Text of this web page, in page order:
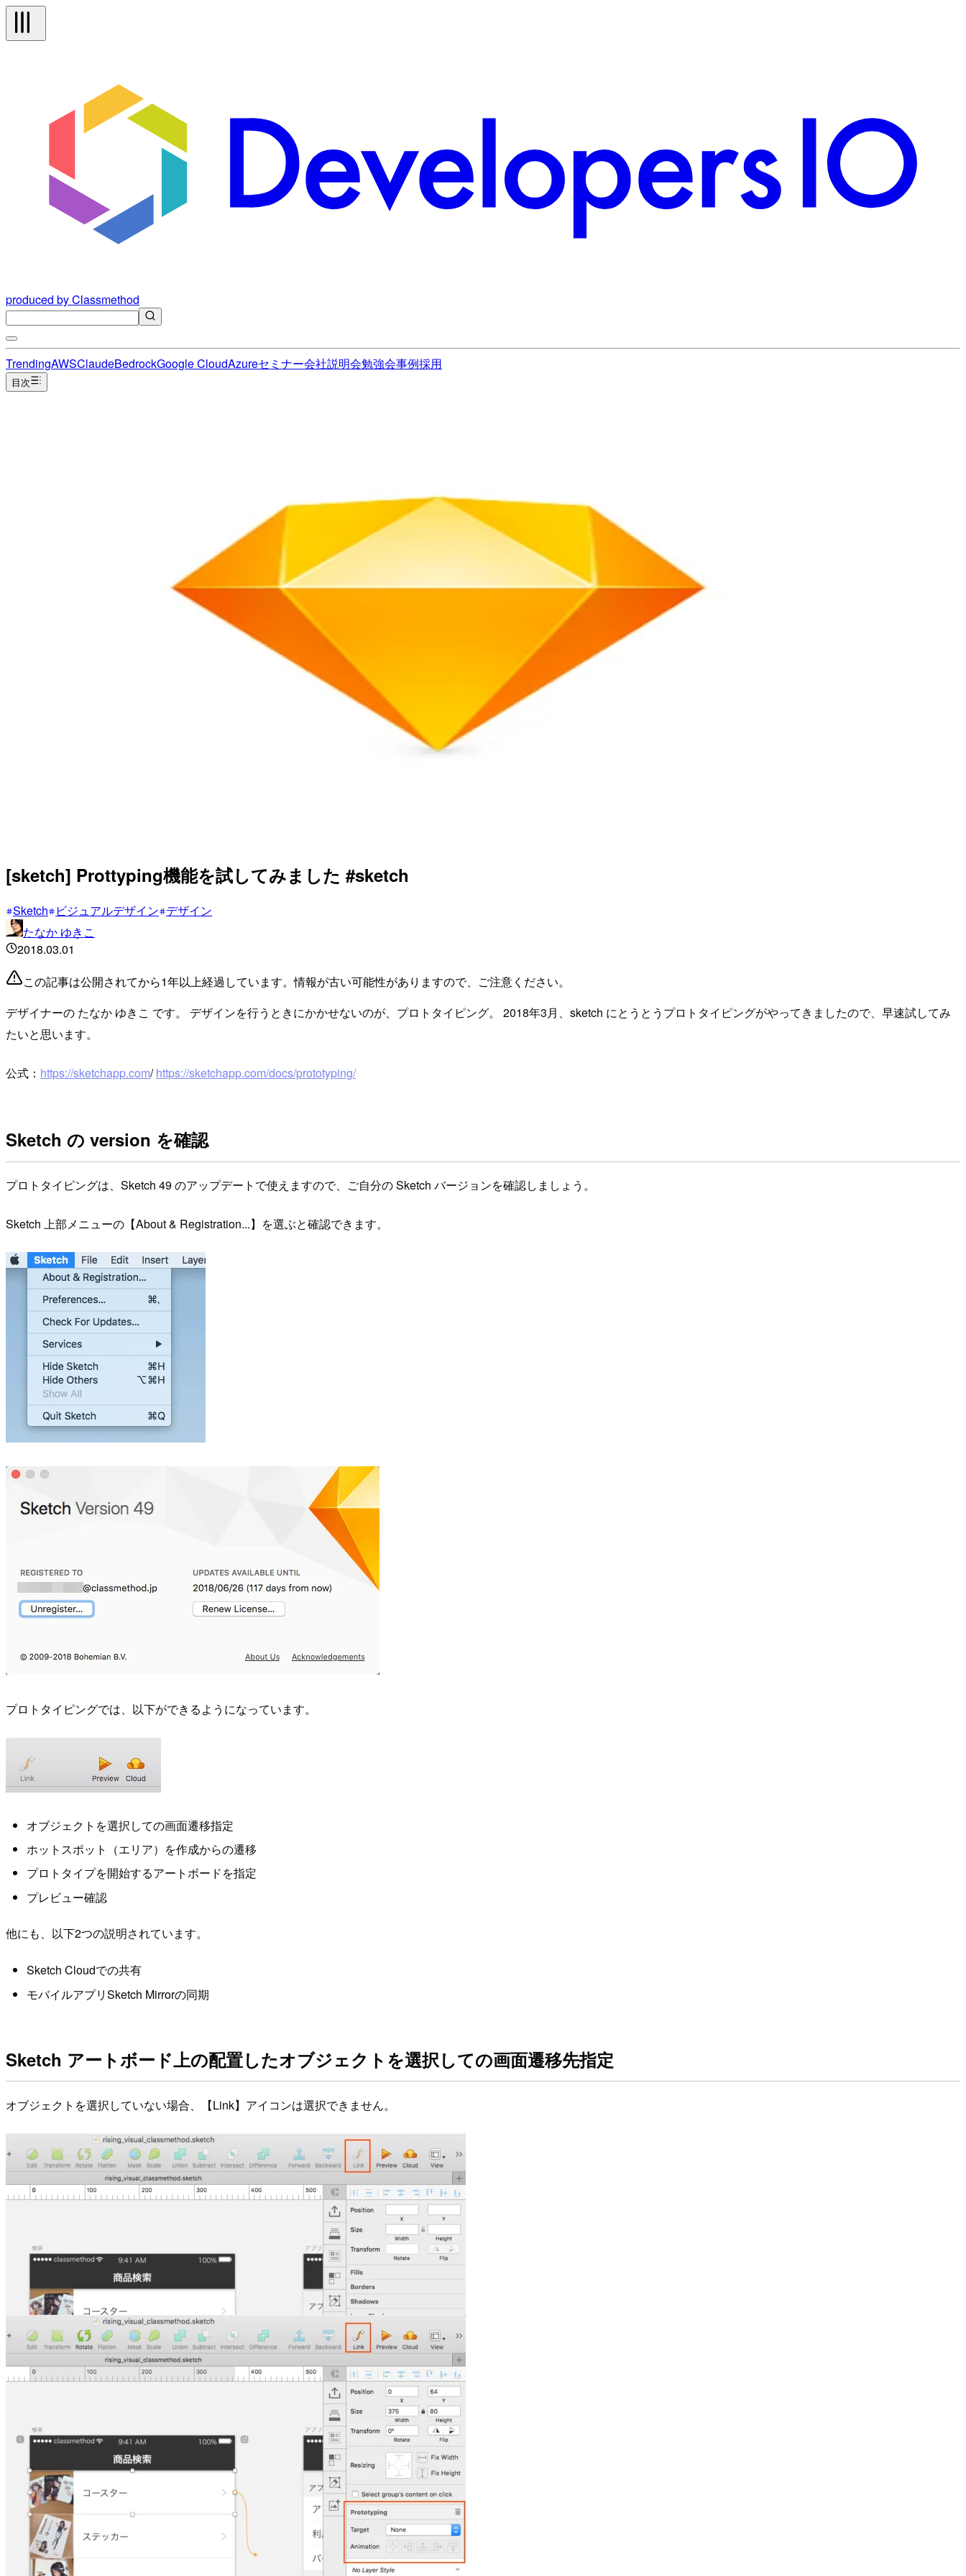
produced by Classmethod
TrendingAWSClaudeBedrockGoogle CloudAzureセミナー会社説明会勉強会事例採用
目次
[sketch] Prottyping機能を試してみました #sketch
Sketch ビジュアルデザイン デザイン
たなか ゆきこ
2018.03.01
この記事は公開されてから1年以上経過しています。情報が古い可能性がありますので、ご注意ください。
デザイナーの たなか ゆきこ です。 デザインを行うときにかかせないのが、プロトタイピング。 2018年3月、sketch にとうとうプロトタイピングがやってきましたので、早速試してみ
たいと思います。
公式： https://sketchapp.com/https://sketchapp.com/docs/prototyping/
Sketch の version を確認
プロトタイピングは、Sketch 49 のアップデートで使えますので、ご自分の Sketch バージョンを確認しましょう。
Sketch 上部メニューの【About & Registration...】を選ぶと確認できます。
プロトタイピングでは、以下ができるようになっています。
オブジェクトを選択しての画面遷移指定
ホットスポット（エリア）を作成からの遷移
プロトタイプを開始するアートボードを指定
プレビュー確認
他にも、以下2つの説明されています。
Sketch Cloudでの共有
モバイルアプリSketch Mirrorの同期
Sketch アートボード上の配置したオブジェクトを選択しての画面遷移先指定
オブジェクトを選択していない場合、【Link】アイコンは選択できません。